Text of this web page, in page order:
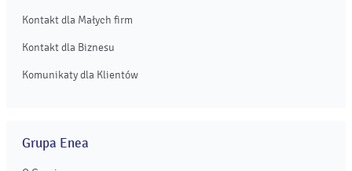
Kontakt dla Małych firm
Kontakt dla Biznesu
Komunikaty dla Klientów
Grupa Enea